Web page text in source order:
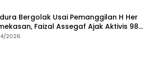
Bergolak Usai Pemanggilan H Her
Faizal Assegaf Ajak Aktivis 98
Permainan KPK
2026